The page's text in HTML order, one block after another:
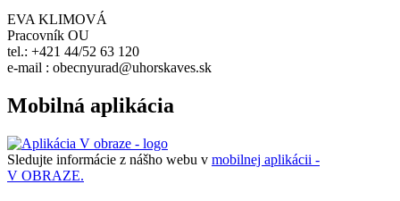
EVA KLIMOVÁ
Pracovník OU
tel.: +421 44/52 63 120
e-mail : obecnyurad@uhorskaves.sk
Mobilná aplikácia
Sledujte informácie z nášho webu v mobilnej aplikácii -
V OBRAZE.